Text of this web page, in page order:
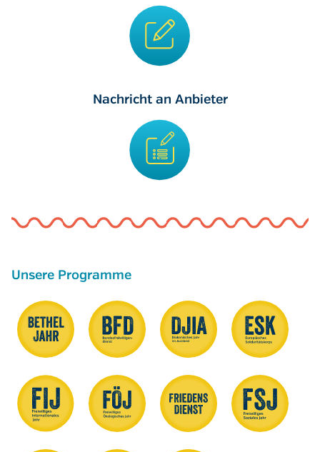
Nachricht an Anbieter
Unsere Programme